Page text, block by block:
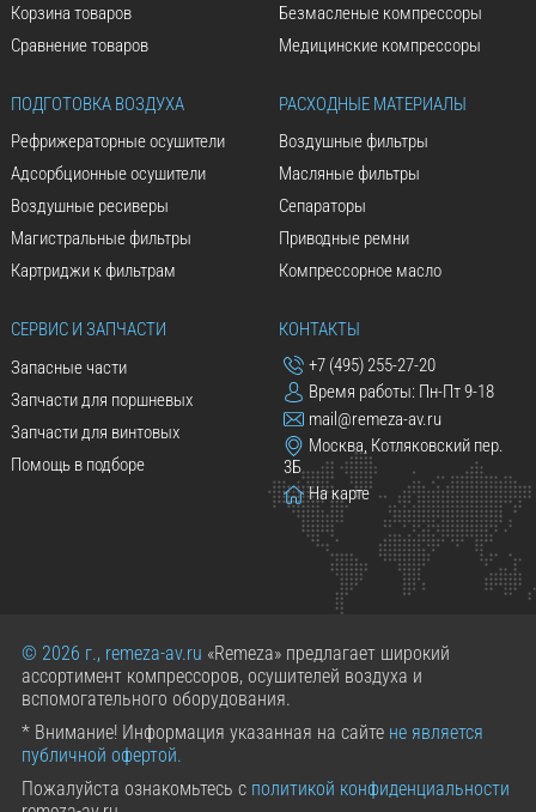
Корзина товаров
Сравнение товаров
Безмасленые компрессоры
Медицинские компрессоры
ПОДГОТОВКА ВОЗДУХА
Рефрижераторные осушители
Адсорбционные осушители
Воздушные ресиверы
Магистральные фильтры
Картриджи к фильтрам
РАСХОДНЫЕ МАТЕРИАЛЫ
Воздушные фильтры
Масляные фильтры
Сепараторы
Приводные ремни
Компрессорное масло
СЕРВИС И ЗАПЧАСТИ
Запасные части
Запчасти для поршневых
Запчасти для винтовых
Помощь в подборе
КОНТАКТЫ
+7 (495) 255-27-20
Время работы: Пн-Пт 9-18
mail@remeza-av.ru
Москва, Котляковский пер.
3Б
На карте
© 2026 г., remeza-av.ru «Remeza» предлагает широкий
ассортимент компрессоров, осушителей воздуха и
вспомогательного оборудования.
* Внимание! Информация указанная на сайте не является
публичной офертой.
Пожалуйста ознакомьтесь с политикой конфиденциальности